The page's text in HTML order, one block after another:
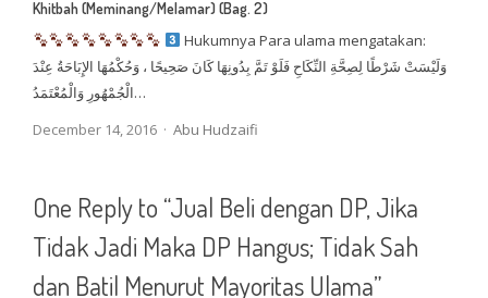
Khitbah (Meminang/Melamar) (Bag. 2)
Hukumnya Para ulama mengatakan:
وَلَيْسَتْ شَرْطًا لِصِحَّةِ النِّكَاحِ فَلَوْ تَمَّ بِدُونِهَا كَانَ صَحِيحًا ، وَحُكْمُهَا الإِبَاحَةُ عِنْدَ
الْجُمْهُورِ وَالْمُعْتَمَدُ…
December 14, 2016
Author
Abu Hudzaifi
One Reply to “Jual Beli dengan DP, Jika
Tidak Jadi Maka DP Hangus; Tidak Sah
dan Batil Menurut Mayoritas Ulama”